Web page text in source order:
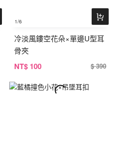
1/6
冷淡風鏤空花朵×單邊U型耳
骨夾
NT$ 100 $ 390